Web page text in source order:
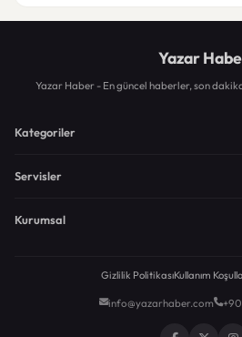
Yazar
Yazar Haber - En güncel haberler, son
Kategoriler
Servisler
Kurumsal
Gizlilik PolitikasıKullanım
info@yazarhaber.com